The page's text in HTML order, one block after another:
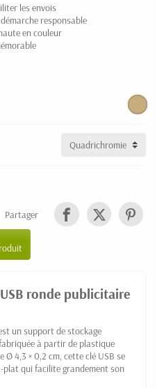
les envois
responsable
en couleur
Partager
ronde publicitaire
un support de stockage
à partir de plastique
Ø 4,3 × 0,2 cm, cette clé USB se
qui facilite grandement son